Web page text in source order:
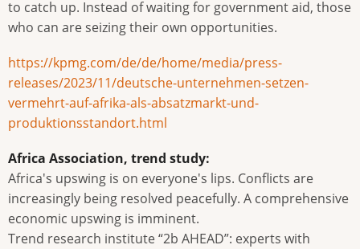
to catch up. Instead of waiting for government aid, those
who can are seizing their own opportunities.
https://kpmg.com/de/de/home/media/press-
releases/2023/11/deutsche-unternehmen-setzen-
vermehrt-auf-afrika-als-absatzmarkt-und-
produktionsstandort.html
Africa Association, trend study:
Africa's upswing is on everyone's lips. Conflicts are
increasingly being resolved peacefully. A comprehensive
economic upswing is imminent.
Trend research institute “2b AHEAD”: experts with